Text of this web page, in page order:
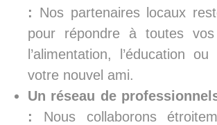
: Nos partenaires locaux
pour répondre à toutes
l’alimentation, l’éducation
votre nouvel ami.
Un réseau de
: Nous collaborons